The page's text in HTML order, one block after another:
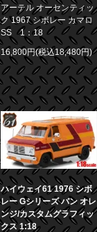
アーテル オーセンティッ
ク 1967 シボレー カマロ
SS 1：18
16,800円(税込18,480円)
ハイウェイ61 1976 シボ
レー Gシリーズ バン オレ
ンジ/カスタムグラフィッ
クス 1:18